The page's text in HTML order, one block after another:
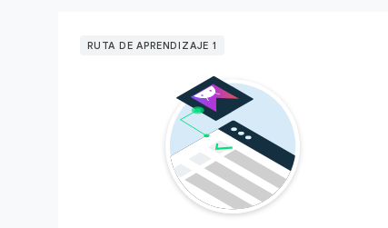
RUTA DE APRENDIZAJE 1